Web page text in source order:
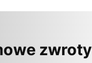
zwroty